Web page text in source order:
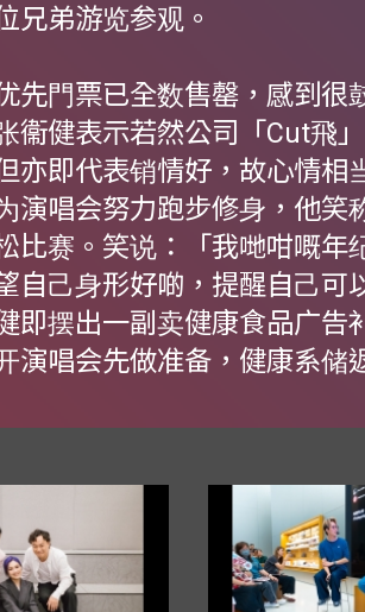
兄弟游览参观。
先⾨票已全数售罄，感到很
衞健表示若然公司「Cut⾶
亦即代表销情好，故⼼情相
演唱会努⼒跑步修⾝，他笑
比赛。笑说：「我哋咁嘅年
⾃⼰⾝形好啲，提醒⾃⼰可
即摆出⼀副卖健康食品广告
演唱会先做准备，健康系储